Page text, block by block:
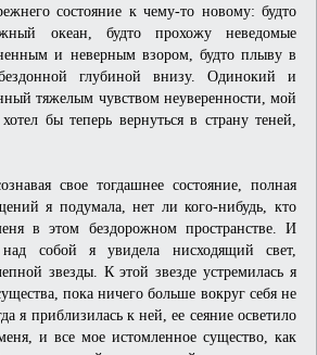
состояние к чему-то новому: будто
океан, будто прохожу неведомые
и неверным взором, будто плыву в
глубиной внизу. Одинокий и
тяжелым чувством неуверенности, мой
бы теперь вернуться в страну теней,
свое тогдашнее состояние, полная
я подумала, нет ли кого-нибудь, кто
в этом бездорожном пространстве. И
собой я увидела нисходящий свет,
звезды. К этой звезде устремилась я
пока ничего больше вокруг себя не
я приблизилась к ней, ее сеяние осветило
и все мое истомленное существо, как